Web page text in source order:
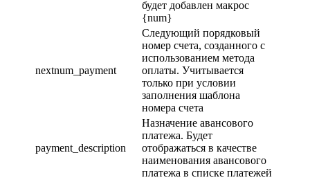
будет добавлен макрос
{num}
nextnum_payment
Следующий порядковый
номер счета, созданного с
использованием метода
оплаты. Учитывается
только при условии
заполнения шаблона
номера счета
payment_description
Назначение авансового
платежа. Будет
отображаться в качестве
наименования авансового
платежа в списке платежей